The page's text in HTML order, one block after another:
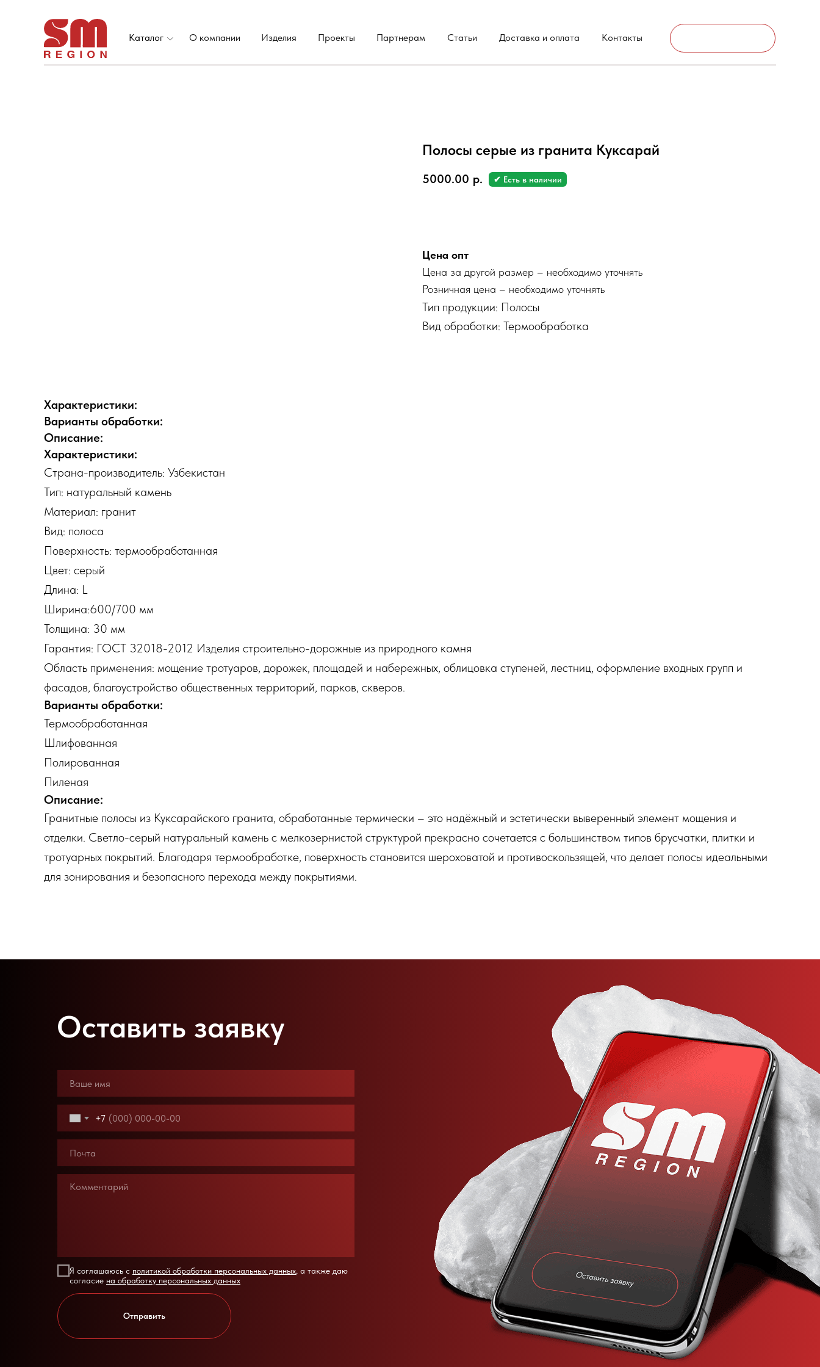
Изделия
О компании Проекты Партнерам Статьи Контакты
Доставка и оплата
Каталог
Полосы серые из гранита Куксарай
5000.00 р. ✔ Есть в наличии
Цена опт
Цена за другой размер – необходимо уточнять
Розничная цена – необходимо уточнять
Тип продукции: Полосы
Вид обработки: Термообработка
Характеристики:
Варианты обработки:
Описание:
Характеристики:
Страна-производитель: Узбекистан
Тип: натуральный камень
Материал: гранит
Вид: полоса
Поверхность: термообработанная
Цвет: серый
Длина: L
Ширина:600/700 мм
Толщина: 30 мм
Гарантия: ГОСТ 32018-2012 Изделия строительно-дорожные из природного камня
Область применения: мощение тротуаров, дорожек, площадей и набережных, облицовка ступеней, лестниц, оформление входных групп и
фасадов, благоустройство общественных территорий, парков, скверов.
Варианты обработки:
Термообработанная
Шлифованная
Полированная
Пиленая
Описание:
Гранитные полосы из Куксарайского гранита, обработанные термически – это надёжный и эстетически выверенный элемент мощения и
отделки. Светло-серый натуральный камень с мелкозернистой структурой прекрасно сочетается с большинством типов брусчатки, плитки и
тротуарных покрытий. Благодаря термообработке, поверхность становится шероховатой и противоскользящей, что делает полосы идеальными
для зонирования и безопасного перехода между покрытиями.
Оставить заявку
+7
Я соглашаюсь с политикой обработки персональных данных, а также даю
согласие на обработку персональных данных
Отправить